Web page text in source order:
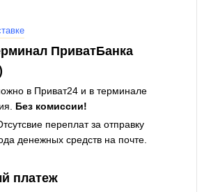
ПриватБанка
в Приват24 и в терминале
Без комиссии!
переплат за отправку
денежных средств на почте.
платеж